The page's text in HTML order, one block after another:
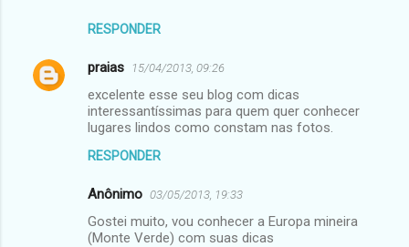
RESPONDER
praias 15/04/2013, 09:26
excelente esse seu blog com dicas
interessantíssimas para quem quer conhecer
lugares lindos como constam nas fotos.
RESPONDER
Anônimo 03/05/2013, 19:33
Gostei muito, vou conhecer a Europa mineira
(Monte Verde) com suas dicas